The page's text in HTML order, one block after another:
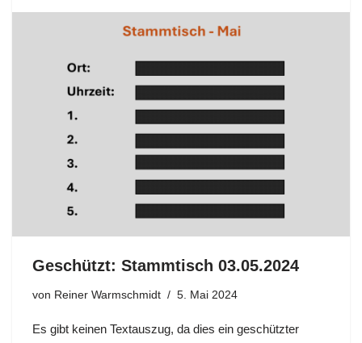
Geschützt: Stammtisch 03.05.2024
von Reiner Warmschmidt 5. Mai 2024
Es gibt keinen Textauszug, da dies ein geschützter